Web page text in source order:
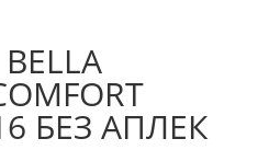
БЕЗ АПЛЕК